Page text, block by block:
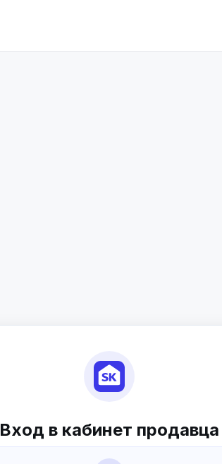
Вход в кабинет продавца